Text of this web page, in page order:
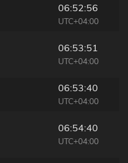
06:52:56
UTC+04:00
06:53:51
UTC+04:00
06:53:40
UTC+04:00
06:54:40
UTC+04:00